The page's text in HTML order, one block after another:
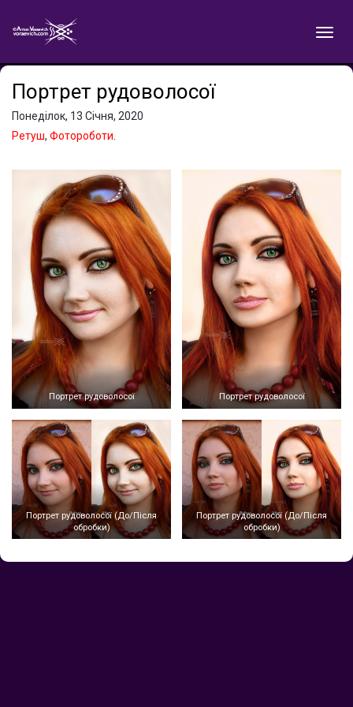
Портрет рудоволосої
Понеділок, 13 Січня, 2020
Ретуш, Фотороботи
Портрет рудоволосої Портрет рудоволосої
Портрет рудоволосої (До/Після
обробки)
Портрет рудоволосої (До/Після
обробки)